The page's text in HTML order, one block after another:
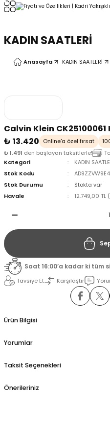
KADIN SAATLERİ
Anasayfa KADIN SAATLERİ
Calvin Klein
₺ 13.420
Online'a özel fırsat
₺ 1.491 den başlayan taksitlerle!
Kategori
KADIN
Stok Kodu
AD9ZZVW9E4
Stok Durumu
Stokta var
Havale
12.749,00
Saat 16:00’a kadar ki tüm
Tavsiye Et
Karşılaştır
Ürün Bilgisi
Yorumlar
Taksit Seçenekleri
Önerileriniz
Geri Dön
Geri Dön